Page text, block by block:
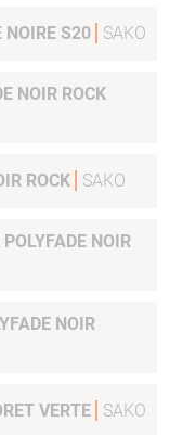
NOIRE S20 SAKO
NOIR ROCK
ROCK SAKO
NOIR
NOIR
FORET VERTE SAKO